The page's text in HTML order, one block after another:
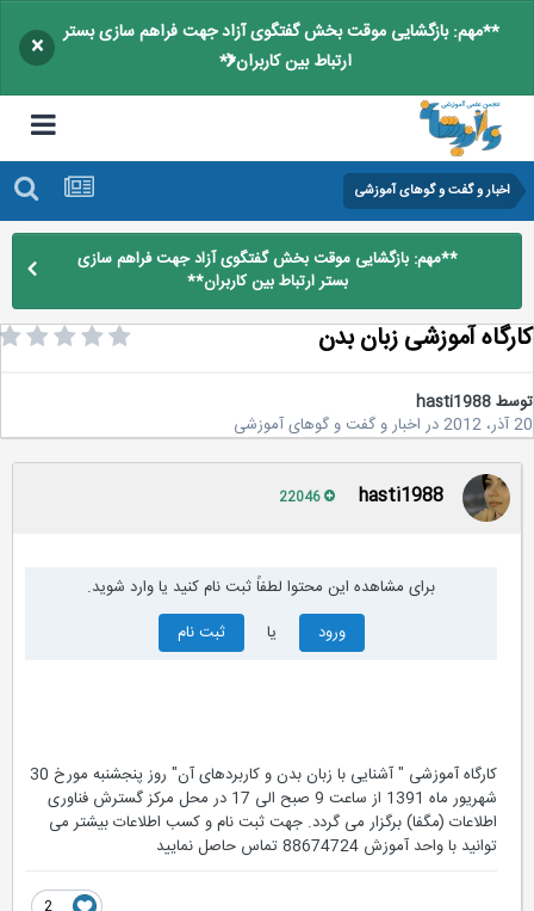
**مهم: بازگشایی موقت بخش گفتگوی آزاد جهت فراهم سازی بستر
ارتباط بین کاربران**
×
اخبار و گفت و گوهای آموزشی
**مهم: بازگشایی موقت بخش گفتگوی آزاد جهت فراهم سازی
بستر ارتباط بین کاربران**
آموزشی زبان بدن
hasti1988
دراخبار و گفت و گوهای آموزشی
hasti1988
برای مشاهده این محتوا لطفاً ثبت نام کنید یا وارد شوید.
ورود
ثبت نام
کارگاه آموزشی " آشنایی با زبان بدن و کاربردهای آن" روز پنجشنبه مورخ 30
شهریور ماه 1391 از ساعت 9 صبح الی 17 در محل مرکز گسترش فناوری
اطلاعات (مگفا) برگزار می گردد. جهت ثبت نام و کسب اطلاعات بیشتر می
توانید با واحد آموزش 88674724 تماس حاصل نمایید